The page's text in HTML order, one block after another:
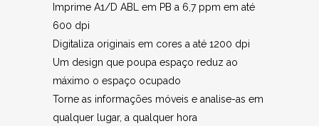
Imprime A1/D ABL em PB a 6,7 ppm em até
600 dpi
Digitaliza originais em cores a até 1200 dpi
Um design que poupa espaço reduz ao
máximo o espaço ocupado
Torne as informações móveis e analise-as em
qualquer lugar, a qualquer hora